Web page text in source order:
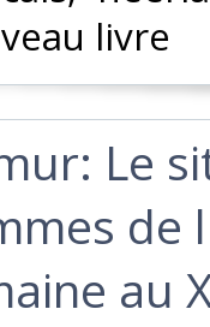
livre
Le
de
au